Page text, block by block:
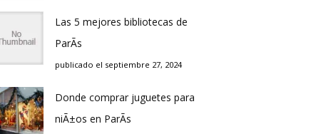
Las 5 mejores bibliotecas de
ParÃ­s
publicado el septiembre 27, 2024
Donde comprar juguetes para
niÃ±os en ParÃ­s